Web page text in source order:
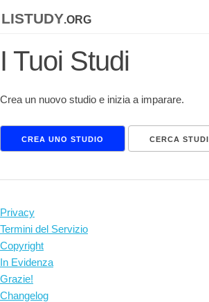
listudy.org
I Tuoi Studi
Crea un nuovo studio e inizia a imparare.
CREA UNO STUDIO CERCA STUDI
Privacy
Termini del Servizio
Copyright
In Evidenza
Grazie!
Changelog